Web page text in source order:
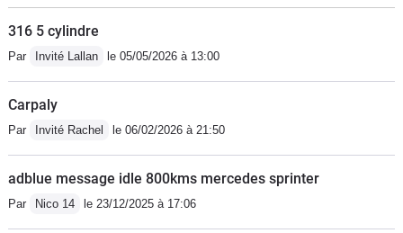
316 5 cylindre
Par Invité Lallan le 05/05/2026 à 13:00
Carpaly
Par Invité Rachel le 06/02/2026 à 21:50
adblue message idle 800kms mercedes sprinter
Par Nico 14 le 23/12/2025 à 17:06